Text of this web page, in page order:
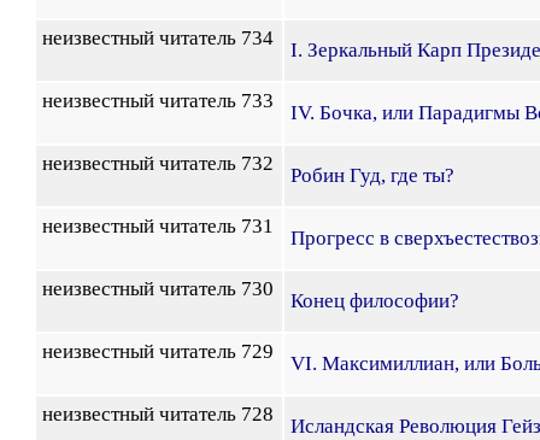
неизвестный читатель 734
I. Зеркальный Карп
неизвестный читатель 733
IV. Бочка, или Парадигмы
неизвестный читатель 732
Робин Гуд, где ты?
неизвестный читатель 731
Прогресс в
неизвестный читатель 730
Конец философии?
неизвестный читатель 729
VI. Максимиллиан, или
неизвестный читатель 728
Исландская Революция